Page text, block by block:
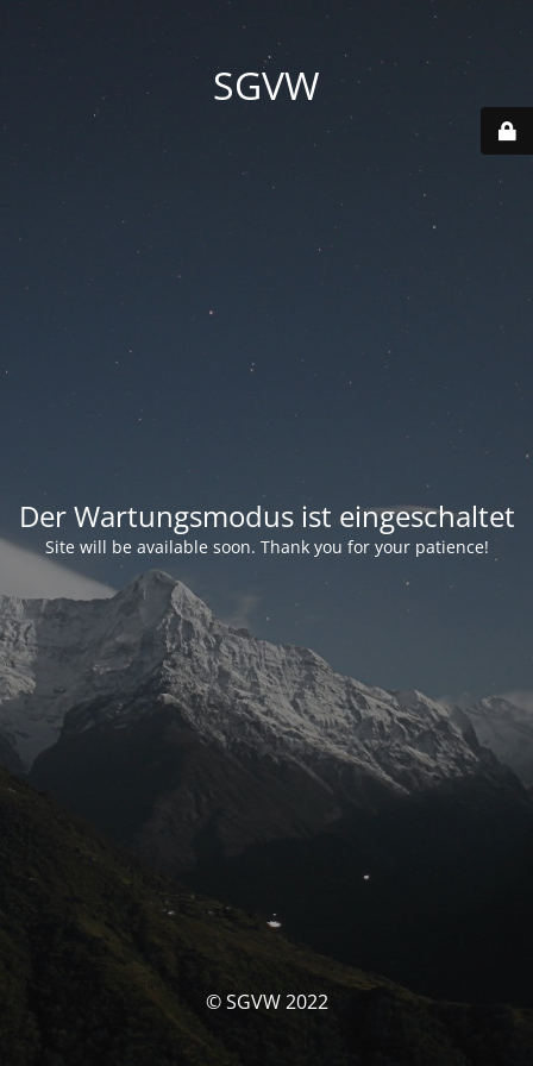
SGVW
Der Wartungsmodus ist eingeschaltet
Site will be available soon. Thank you for your patience!
© SGVW 2022